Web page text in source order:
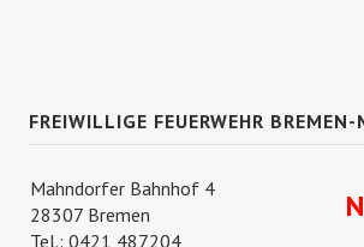
FREIWILLIGE FEUERWEHR
Mahndorfer Bahnhof 4
28307 Bremen
Tel.: 0421 487204